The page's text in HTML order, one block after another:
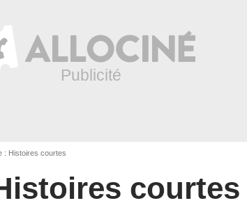
: Histoires courtes
courtes